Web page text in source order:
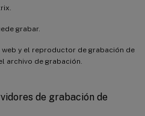
grabar.
y el reproductor de grabación de
archivo de grabación.
de grabación de